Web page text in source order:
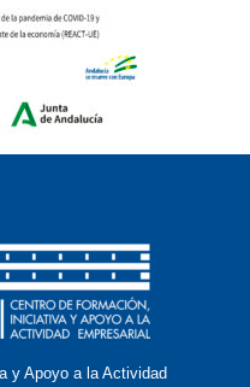
y Apoyo a la Actividad